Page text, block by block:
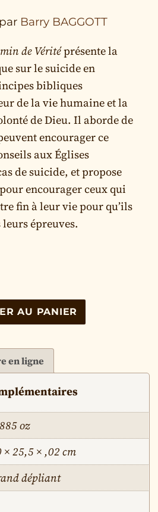
Barry BAGGOTT
de Véritéprésente la
sur le suicide en
bibliques
de la vie humaine et la
de Dieu. Il aborde de
encourager ce
aux Églises
de suicide, et propose
encourager ceux qui
fin à leur vie pour qu’ils
épreuves.
AU PANIER
en ligne
oz
× 25,5 × ,02 cm
dépliant